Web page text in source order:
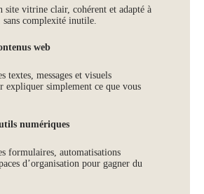
site vitrine clair, cohérent et adapté à
complexité inutile.
web
textes, messages et visuels
expliquer simplement ce que vous
numériques
formulaires, automatisations
d’organisation pour gagner du